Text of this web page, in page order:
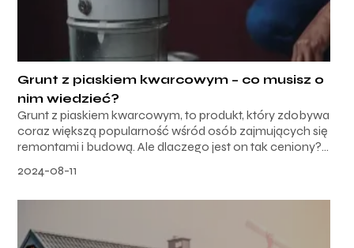
Grunt z piaskiem kwarcowym – co musisz o
nim wiedzieć?
Grunt z piaskiem kwarcowym, to produkt, który zdobywa
coraz większą popularność wśród osób zajmujących się
remontami i budową. Ale dlaczego jest on tak ceniony?...
2024-08-11